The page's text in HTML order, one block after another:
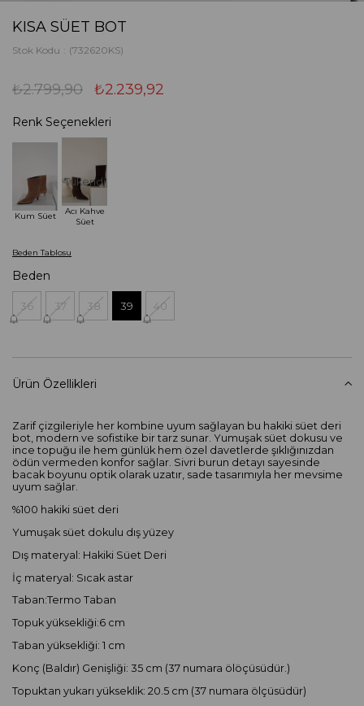
KISA SÜET BOT
Stok Kodu (732620KS)
₺2.799,90 ₺2.239,92
Renk Seçenekleri
Kum Süet
Tükendi
Acı Kahve
Süet
Beden Tablosu
Beden
36 37 38 39 40
Ürün Özellikleri
Zarif çizgileriyle her kombine uyum sağlayan bu hakiki süet deri
bot, modern ve sofistike bir tarz sunar. Yumuşak süet dokusu ve
ince topuğu ile hem günlük hem özel davetlerde şıklığınızdan
ödün vermeden konfor sağlar. Sivri burun detayı sayesinde
bacak boyunu optik olarak uzatır, sade tasarımıyla her mevsime
uyum sağlar.
%100 hakiki süet deri
Yumuşak süet dokulu dış yüzey
Dış materyal: Hakiki Süet Deri
İç materyal: Sıcak astar
Taban:Termo Taban
Topuk yüksekliği:6 cm
Taban yüksekliği: 1 cm
Konç (Baldır) Genişliği: 35 cm (37 numara ölöçüsüdür.)
Topuktan yukarı yükseklik: 20.5 cm (37 numara ölçüsüdür)